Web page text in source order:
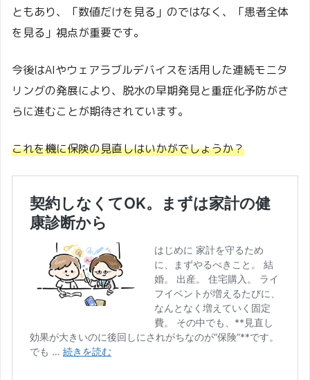
ともあり、「数値だけを見る」のではなく、「患者全体
を見る」視点が重要です。
今後はAIやウェアラブルデバイスを活用した連続モニタ
リングの発展により、脱水の早期発見と重症化予防がさ
らに進むことが期待されています。
これを機に保険の見直しはいかがでしょうか？